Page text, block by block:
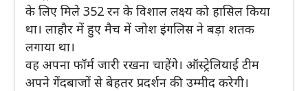
के लिए मिले 352 रन के विशाल लक्ष्य को हासिल किया
था। लाहौर में हुए मैच में जोश इंगलिस ने बड़ा शतक
लगाया था।
वह अपना फॉर्म जारी रखना चाहेंगे। ऑस्ट्रेलियाई टीम
अपने गेंदबाजों से बेहतर प्रदर्शन की उम्मीद करेगी।